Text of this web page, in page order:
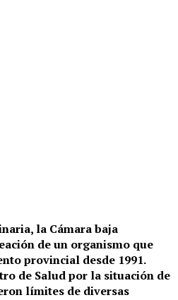
la Cámara baja
de un organismo que
provincial desde 1991.
de Salud por la situación de
límites de diversas